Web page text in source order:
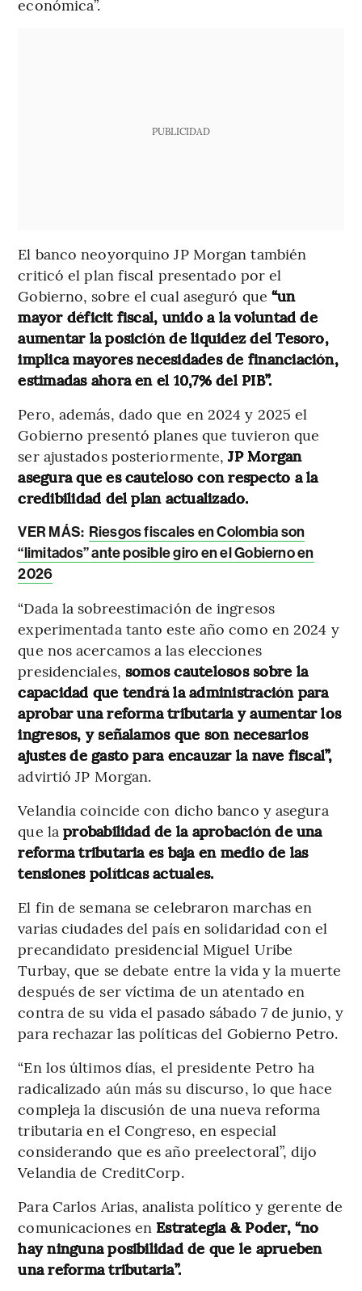
económica”.
PUBLICIDAD
El banco neoyorquino JP Morgan también
criticó el plan fiscal presentado por el
Gobierno, sobre el cual aseguró que “un
mayor déficit fiscal, unido a la voluntad de
aumentar la posición de liquidez del Tesoro,
implica mayores necesidades de financiación,
estimadas ahora en el 10,7% del PIB”.
Pero, además, dado que en 2024 y 2025 el
Gobierno presentó planes que tuvieron que
ser ajustados posteriormente,JP Morgan
asegura que es cauteloso con respecto a la
credibilidad del plan actualizado.
VER MÁS: Riesgos fiscales en Colombia son
“limitados” ante posible giro en el Gobierno en
2026
“Dada la sobreestimación de ingresos
experimentada tanto este año como en 2024 y
que nos acercamos a las elecciones
presidenciales, somos cautelosos sobre la
capacidad que tendrá la administración para
aprobar una reforma tributaria y aumentar los
ingresos, y señalamos que son necesarios
ajustes de gasto para encauzar la nave fiscal”,
advirtió JP Morgan.
Velandia coincide con dicho banco y asegura
que laprobabilidad de la aprobación de una
reforma tributaria es baja en medio de las
tensiones políticas actuales.
El fin de semana se celebraron marchas en
varias ciudades del país en solidaridad con el
precandidato presidencial Miguel Uribe
Turbay, que se debate entre la vida y la muerte
después de ser víctima de un atentado en
contra de su vida el pasado sábado 7 de junio, y
para rechazar las políticas del Gobierno Petro.
“En los últimos días, el presidente Petro ha
radicalizado aún más su discurso, lo que hace
compleja la discusión de una nueva reforma
tributaria en el Congreso, en especial
considerando que es año preelectoral”, dijo
Velandia de CreditCorp.
Para Carlos Arias, analista político y gerente de
comunicaciones en Estrategia & Poder, “no
hay ninguna posibilidad de que le aprueben
una reforma tributaria”.